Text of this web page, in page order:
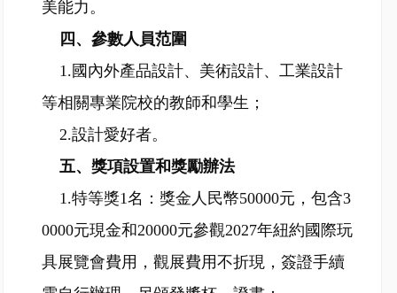
美能力。
四、參數人員范圍
1.國內外產品設計、美術設計、工業設計
等相關專業院校的教師和學生；
2.設計愛好者。
五、獎項設置和獎勵辦法
1.特等獎1名：獎金人民幣50000元，包含3
0000元現金和20000元參觀2027年紐約國際玩
具展覽會費用，觀展費用不折現，簽證手續